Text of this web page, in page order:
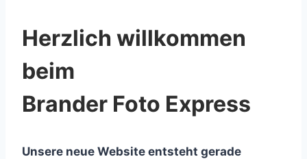
Herzlich willkommen
beim
Brander Foto Express
Unsere neue Website entsteht gerade